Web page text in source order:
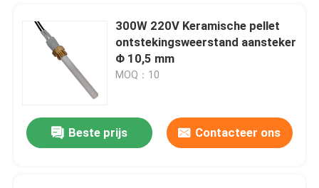
Thuis
300W 220V Keramische pellet
ontstekingsweerstand aansteker
Φ 10,5 mm
MOQ：10
Beste prijs Contacteer ons